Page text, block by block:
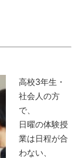
高校3年生・
社会人の方
で、
日曜の体験授
業は日程が合
わない、